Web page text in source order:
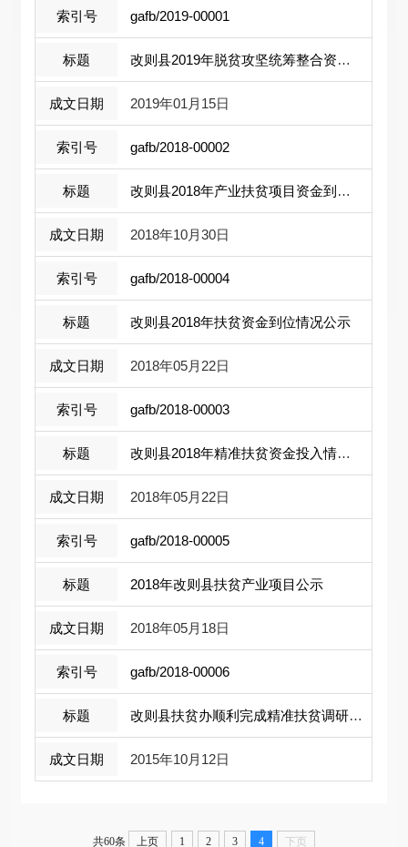
gafb/2019-00001
改则县2019年脱贫攻坚统筹整合资金公示 ...
2019年01月15日
gafb/2018-00002
改则县2018年产业扶贫项目资金到账情况 ...
2018年10月30日
gafb/2018-00004
改则县2018年扶贫资金到位情况公示
2018年05月22日
gafb/2018-00003
改则县2018年精准扶贫资金投入情况公示
2018年05月22日
gafb/2018-00005
2018年改则县扶贫产业项目公示
2018年05月18日
gafb/2018-00006
改则县扶贫办顺利完成精准扶贫调研工作
2015年10月12日
共60条 上页 1 2 3 4 下页